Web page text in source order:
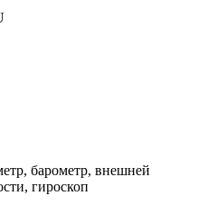
барометр, внешней
гироскоп